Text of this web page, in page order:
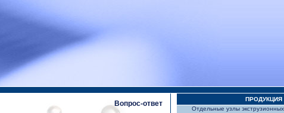
Вопрос-ответ
ПРОДУКЦИЯ
Отдельные узлы экструзионных